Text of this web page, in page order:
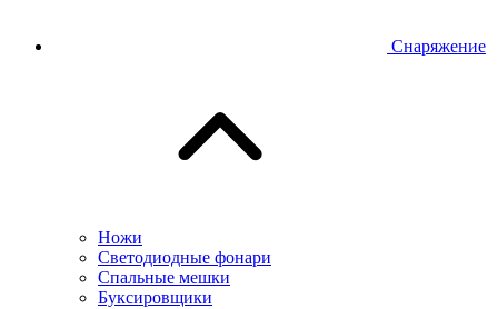
Снаряжение
Ножи
Светодиодные фонари
Спальные мешки
Буксировщики